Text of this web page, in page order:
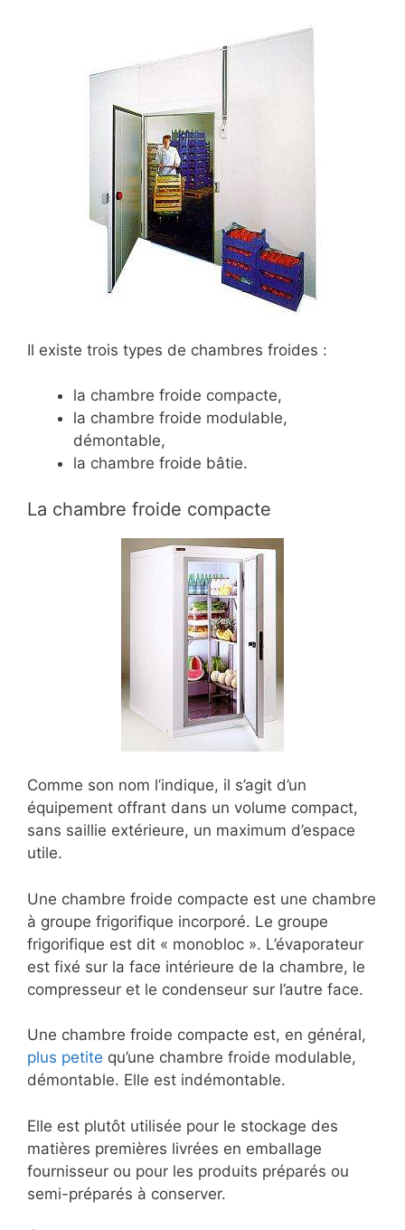
Il existe trois types de chambres froides :
la chambre froide compacte,
la chambre froide modulable,
démontable,
la chambre froide bâtie.
La chambre froide compacte
Comme son nom l’indique, il s’agit d’un
équipement offrant dans un volume compact,
sans saillie extérieure, un maximum d’espace
utile.
Une chambre froide compacte est une chambre
à groupe frigorifique incorporé. Le groupe
frigorifique est dit « monobloc ». L’évaporateur
est fixé sur la face intérieure de la chambre, le
compresseur et le condenseur sur l’autre face.
Une chambre froide compacte est, en général,
plus petite qu’une chambre froide modulable,
démontable. Elle est indémontable.
Elle est plutôt utilisée pour le stockage des
matières premières livrées en emballage
fournisseur ou pour les produits préparés ou
semi-préparés à conserver.